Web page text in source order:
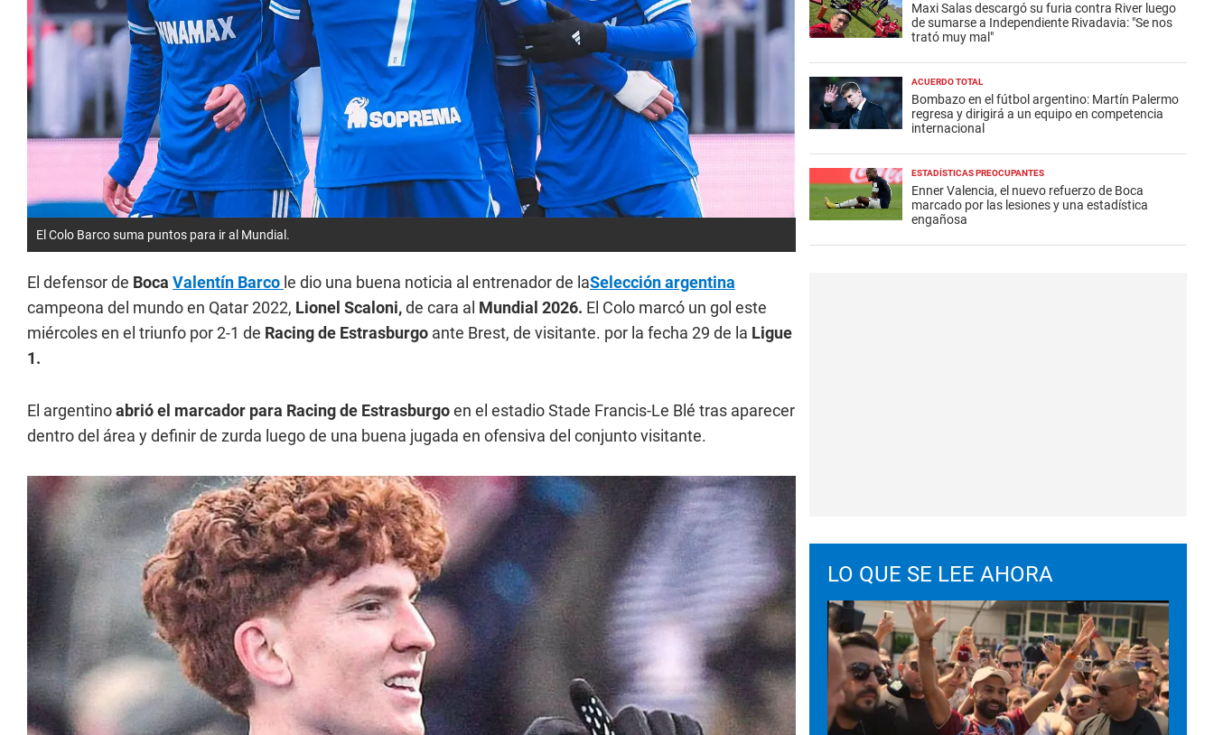
El Colo Barco suma puntos para ir al Mundial.
El defensor de Boca Valentín Barco le dio una buena noticia al entrenador de laSelección argentina
campeona del mundo en Qatar 2022, Lionel Scaloni,de cara al Mundial 2026. El Colo marcó un gol este
miércoles en el triunfo por 2-1 de Racing de Estrasburgo ante Brest, de visitante. por la fecha 29 de la Ligue
1.
El argentinoabrió el marcador para Racing de Estrasburgoen el estadio Stade Francis-Le Blé tras aparecer
dentro del área y definir de zurda luego de una buena jugada en ofensiva del conjunto visitante.
Maxi Salas descargó su furia contra River luego
de sumarse a Independiente Rivadavia: "Se nos
trató muy mal"
ACUERDO TOTAL
Bombazo en el fútbol argentino: Martín Palermo
regresa y dirigirá a un equipo en competencia
internacional
ESTADÍSTICAS PREOCUPANTES
Enner Valencia, el nuevo refuerzo de Boca
marcado por las lesiones y una estadística
engañosa
LO QUE SE LEE AHORA